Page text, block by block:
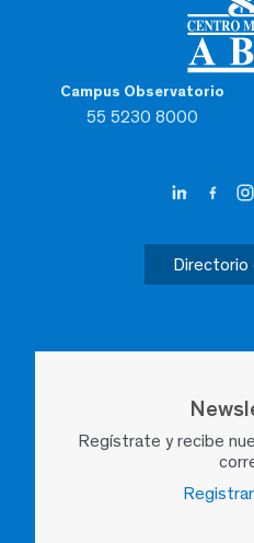
Campus Observatorio
55 5230 8000
Directorio
Regístrate y recibe